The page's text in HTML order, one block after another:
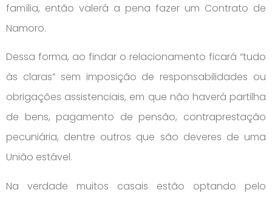
família, então valerá a pena fazer um Contrato de
Namoro.
Dessa forma, ao findar o relacionamento ficará “tudo
às claras” sem imposição de responsabilidades ou
obrigações assistenciais, em que não haverá partilha
de bens, pagamento de pensão, contraprestação
pecuniária, dentre outros que são deveres de uma
União estável.
Na verdade muitos casais estão optando pelo